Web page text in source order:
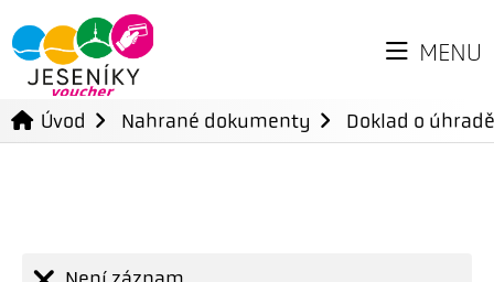
MENU
Úvod Nahrané dokumenty Doklad o